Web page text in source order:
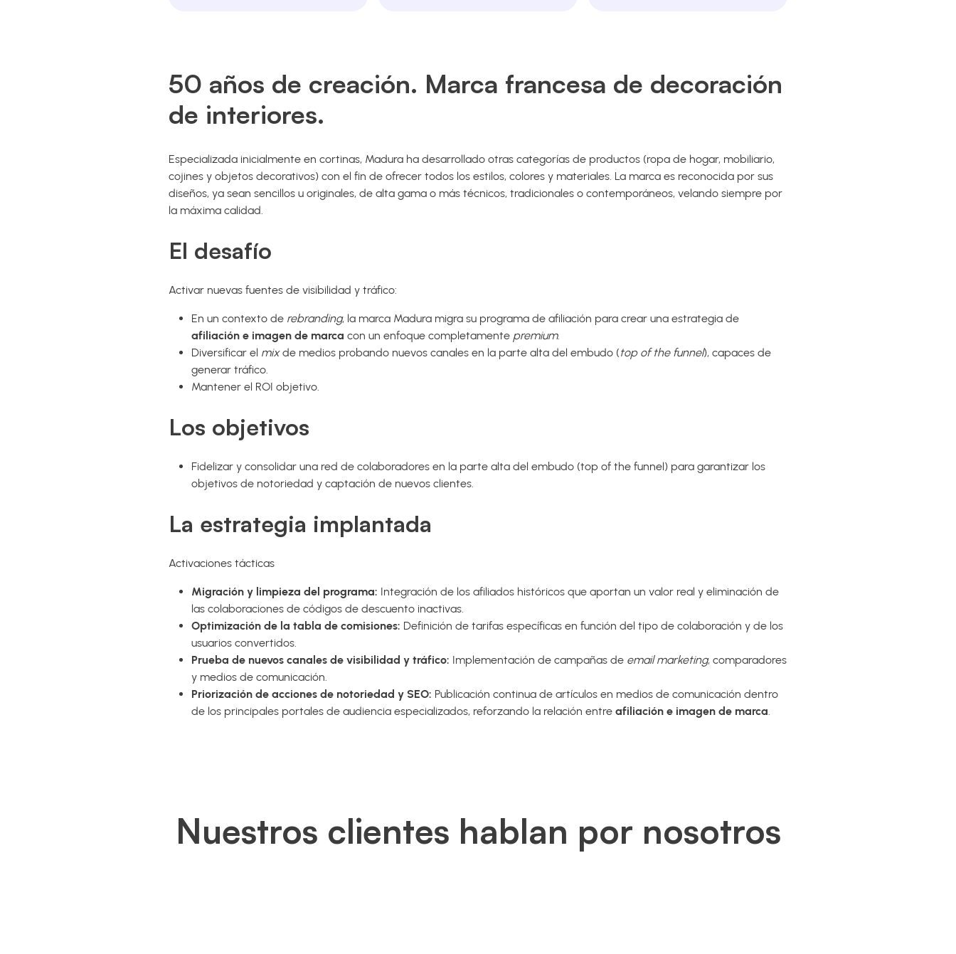
50 años de creación. Marca francesa de decoración
de interiores.
Especializada inicialmente en cortinas, Madura ha desarrollado otras categorías de productos (ropa de hogar, mobiliario,
cojines y objetos decorativos) con el fin de ofrecer todos los estilos, colores y materiales. La marca es reconocida por sus
diseños, ya sean sencillos u originales, de alta gama o más técnicos, tradicionales o contemporáneos, velando siempre por
la máxima calidad.
El desafío
Activar nuevas fuentes de visibilidad y tráfico:
En un contexto de rebranding, la marca Madura migra su programa de afiliación para crear una estrategia de
afiliación e imagen de marca con un enfoque completamente premium.
Diversificar el mixde medios probando nuevos canales en la parte alta del embudo (top of the funnel), capaces de
generar tráfico.
Mantener el ROI objetivo.
Los objetivos
Fidelizar y consolidar una red de colaboradores en la parte alta del embudo (top of the funnel) para garantizar los
objetivos de notoriedad y captación de nuevos clientes.
La estrategia implantada
Activaciones tácticas
Migración y limpieza del programa: Integración de los afiliados históricos que aportan un valor real y eliminación de
las colaboraciones de códigos de descuento inactivas.
Optimización de la tabla de comisiones: Definición de tarifas específicas en función del tipo de colaboración y de los
usuarios convertidos.
Prueba de nuevos canales de visibilidad y tráfico: Implementación de campañas de email marketing, comparadores
y medios de comunicación.
Priorización de acciones de notoriedad y SEO: Publicación continua de artículos en medios de comunicación dentro
de los principales portales de audiencia especializados, reforzando la relación entre afiliación e imagen de marca.
Nuestros clientes hablan por nosotros